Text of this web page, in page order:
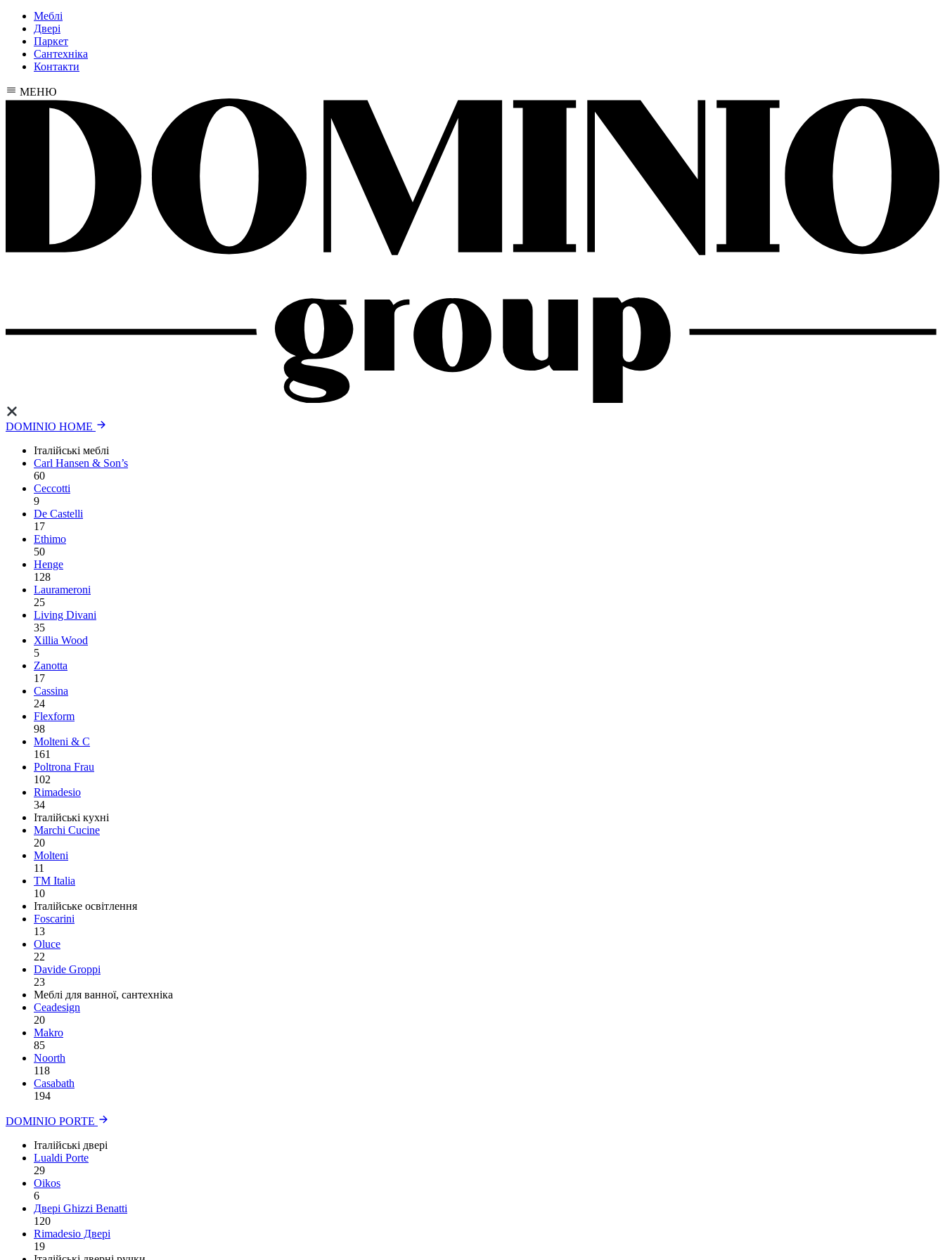
Меблі
Двері
Паркет
Сантехніка
Контакти
МЕНЮ
DOMINIO HOME
Італійські меблі
Carl Hansen & Son’s
60
Ceccotti
9
De Castelli
17
Ethimo
50
Henge
128
Laurameroni
25
Living Divani
35
Xillia Wood
5
Zanotta
17
Cassina
24
Flexform
98
Molteni & C
161
Poltrona Frau
102
Rimadesio
34
Італійські кухні
Marchi Cucine
20
Molteni
11
TM Italia
10
Італійське освітлення
Foscarini
13
Oluce
22
Davide Groppi
23
Меблі для ванної, сантехніка
Ceadesign
20
Makro
85
Noorth
118
Сasabath
194
DOMINIO PORTE
Італійські двері
Lualdi Porte
29
Oikos
6
Двері Ghizzi Benatti
120
Rimadesio Двері
19